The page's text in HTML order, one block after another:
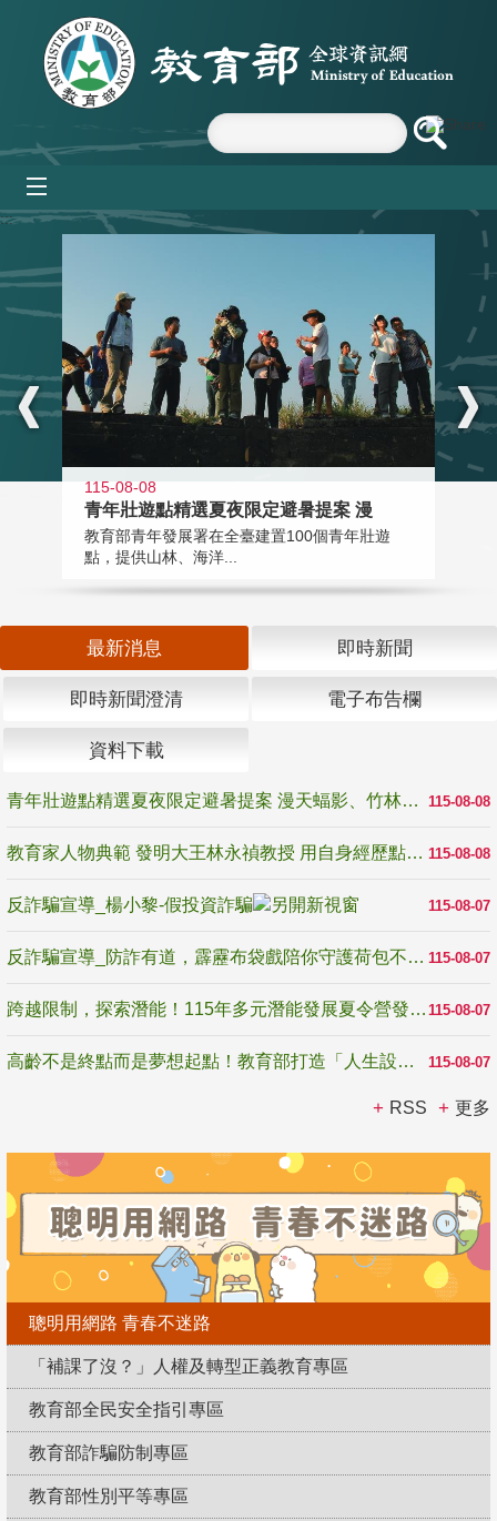
跳到主要內容區塊
:::
115-08-08
青年壯遊點精選夏夜限定避暑提案 漫
教育部青年發展署在全臺建置100個青年壯遊
點，提供山林、海洋...
最新消息 即時新聞
即時新聞澄清 電子布告欄
資料下載
115-08-08
青年壯遊點精選夏夜限定避暑提案 漫天蝠影、竹林尋蛙、茶香夜觀 邀青年暮色出發
115-08-08
教育家人物典範 發明大王林永禎教授 用自身經歷點亮學生的路
115-08-07
反詐騙宣導_楊小黎-假投資詐騙
115-08-07
反詐騙宣導_防詐有道，霹靂布袋戲陪你守護荷包不受騙
115-08-07
跨越限制，探索潛能！115年多元潛能發展夏令營發掘生命無限可能
115-08-07
高齡不是終點而是夢想起點！教育部打造「人生設計夢工場」 參展第3屆高齡健康產業博覽會
RSS 更多
聰明用網路 青春不迷路
「補課了沒？」人權及轉型正義教育專區
教育部全民安全指引專區
教育部詐騙防制專區
教育部性別平等專區